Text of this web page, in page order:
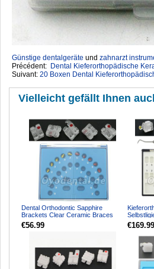
Günstige dentalgeräte ‎ und zahnarzt
Précédent: Dental Kieferorthopädische
Suivant: 20 Boxen Dental
Vielleicht gefällt Ihnen
Dental Orthodontic Sapphire
Brackets Clear Ceramic Braces
Roth 022 3 Upper HUBIT
€56.99
Roth
€169.99